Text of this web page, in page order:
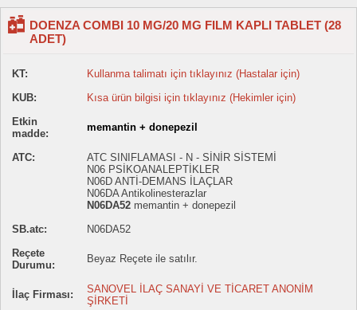
DOENZA COMBI 10 MG/20 MG FILM KAPLI TABLET (28
ADET)
KT:
Kullanma talimatı için tıklayınız (Hastalar için)
KUB:
Kısa ürün bilgisi için tıklayınız (Hekimler için)
Etkin
madde:
memantin + donepezil
ATC:
ATC SINIFLAMASI - N - SİNİR SİSTEMİ
N06 PSİKOANALEPTİKLER
N06D ANTİ-DEMANS İLAÇLAR
N06DA Antikolinesterazlar
N06DA52 memantin + donepezil
SB.atc:
N06DA52
Reçete
Durumu:
Beyaz Reçete ile satılır.
İlaç Firması:
SANOVEL İLAÇ SANAYİ VE TİCARET ANONİM
ŞİRKETİ